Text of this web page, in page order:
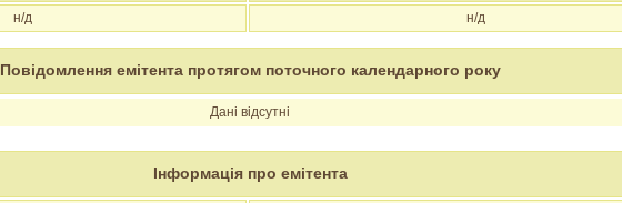
н/д н/д
Повідомлення емітента протягом поточного календарного року
Дані відсутні
Інформація про емітента